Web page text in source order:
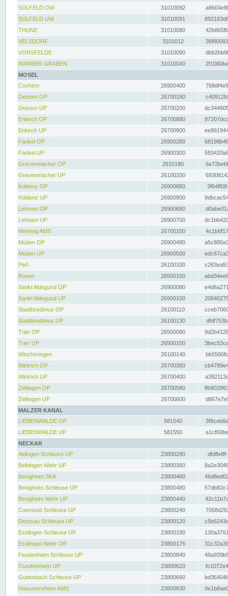
SÜLFELD OW
31010092
SÜLFELD UW
31010091
THUNE
31010080
VELSDORF
3101012
VORSFELDE
31010090
WARBER GRABEN
31010040
MOSEL
Cochem
26900400
Detzem OP
26700180
Detzem UP
26700200
Enkirch OP
26700880
Enkirch UP
26700900
Fankel OP
26900280
Fankel UP
26900300
Grevenmacher OP
2610180
Grevenmacher UP
26100200
Koblenz OP
26900880
Koblenz UP
26900900
Lehmen OP
26900680
Lehmen UP
26900700
Mehring AMS
26700100
Müden OP
26900480
Müden UP
26900500
Perl
26100100
Ruwer
26500150
Sankt Aldegund OP
26900080
Sankt Aldegund UP
26900100
Stadtbredimus OP
26100110
Stadtbredimus UP
26100130
Trier OP
26500080
Trier UP
26500100
Wincheringen
26100140
Wintrich OP
26700380
Wintrich UP
26700400
Zeltingen OP
26700580
Zeltingen UP
26700600
MALZER KANAL
LIEBENWALDE OP
581540
LIEBENWALDE UP
581550
NECKAR
Aldingen Schleuse UP
23800280
Beihingen Wehr UP
23800360
Besigheim SKA
23800460
Besigheim Schleuse UP
23800480
Besigheim Wehr UP
23800440
Cannstatt Schleuse UP
23800240
Deizisau Schleuse UP
23800120
Esslingen Schleuse UP
23800180
Esslingen Wehr OP
23800176
Feudenheim Schleuse UP
23800840
Gundelsheim UP
23800620
Guttenbach Schleuse UP
23800660
Hassmersheim AMS
23800630